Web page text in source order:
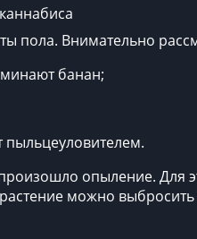
пола. Внимательно
банан;
пыльцеуловителем.
опыление. Для
можно